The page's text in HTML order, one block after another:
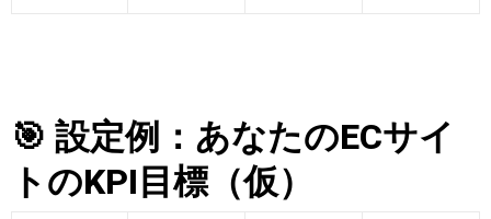
🎯 設定例：あなたのECサイ
トのKPI目標（仮）